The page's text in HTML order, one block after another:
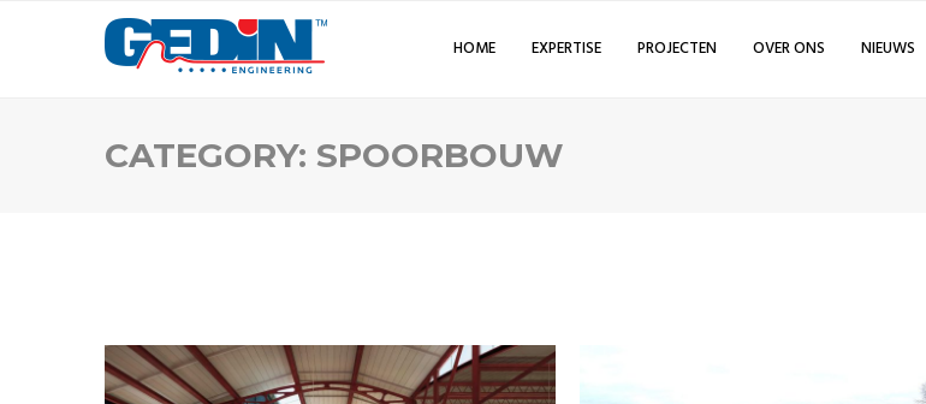
HOME EXPERTISE PROJECTEN OVER ONS NIEUWS
CATEGORY: SPOORBOUW